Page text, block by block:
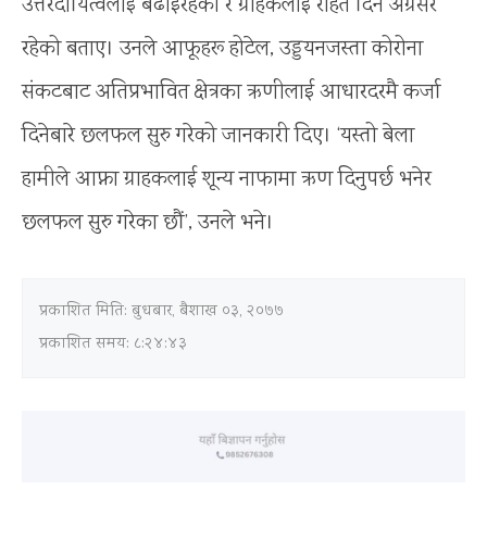
रहेको बताए। उनले आफूहरू होटेल, उड्डयनजस्ता कोरोना
संकटबाट अतिप्रभावित क्षेत्रका ऋणीलाई आधारदरमै कर्जा
दिनेबारे छलफल सुरु गरेको जानकारी दिए। ‘यस्तो बेला
हामीले आफ्ना ग्राहकलाई शून्य नाफामा ऋण दिनुपर्छ भनेर
छलफल सुरु गरेका छौं’, उनले भने।
प्रकाशित मिति: बुधबार, बैशाख ०३, २०७७
प्रकाशित समय: ८:२४:४३